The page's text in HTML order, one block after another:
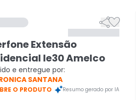

Extensão
Ie30 Amelco
e entregue por:
SANTANA
O PRODUTO Resumo gerado por IA